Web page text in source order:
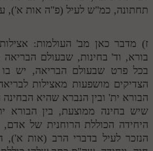
תחתונה, כמ"ש לעיל (פ"ה אות א'),
ז) מדבר כאן מב' העולמות:
בורא, וד' בחינות, שבעולם הבריאה
בכל פרט שבעולם הבריאה, יש בו
הצדיקים מושפעות מאצילות
הבורא ית' ובין הנברא שהיא הבחינה
שיש בחינה ממוצעת, בין הבורא
היחידה הכוללת הרוחנית של אדם,
הנזכר לעיל בדברי הרב (אות